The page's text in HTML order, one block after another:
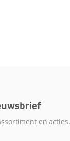
en acties.